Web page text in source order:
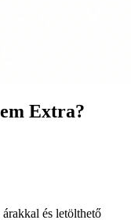
Extra?
és letölthető